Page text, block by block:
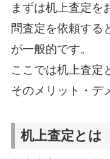
まずは机上査定を
問査定を依頼する
が一般的です。
ここでは机上査定
そのメリット・デ
机上査定とは